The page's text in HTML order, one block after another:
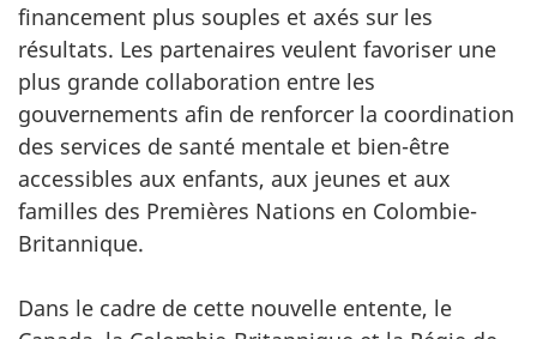
financement plus souples et axés sur les
résultats. Les partenaires veulent favoriser une
plus grande collaboration entre les
gouvernements afin de renforcer la coordination
des services de santé mentale et bien-être
accessibles aux enfants, aux jeunes et aux
familles des Premières Nations en Colombie-
Britannique.
Dans le cadre de cette nouvelle entente, le